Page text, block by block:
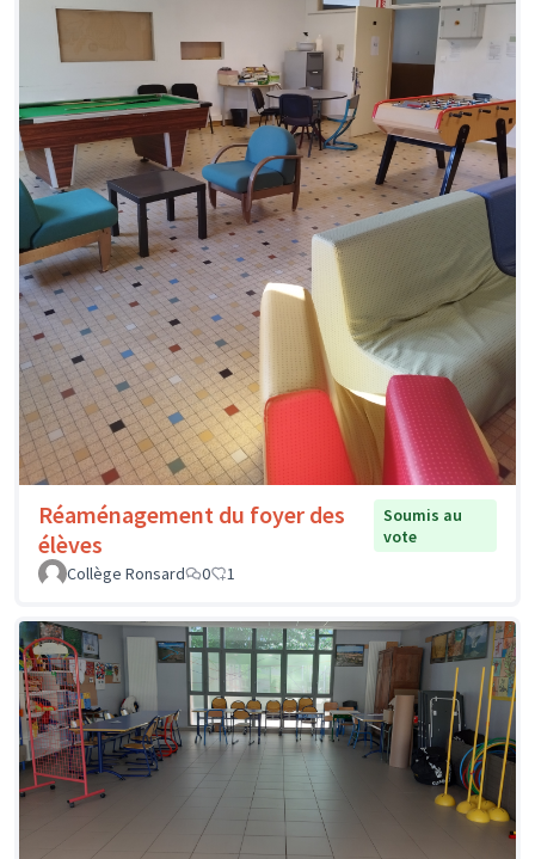
Réaménagement du foyer des
élèves
Soumis au
vote
Collège Ronsard
0 1